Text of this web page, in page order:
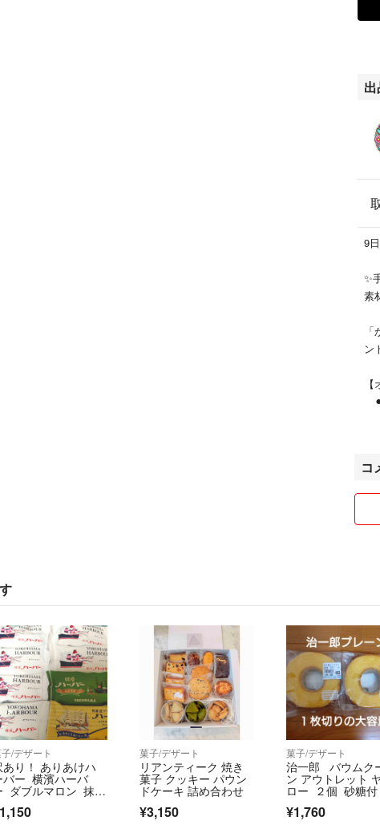
装
※
・
原
枠
9
✨
素
ン
⚫︎
※
3.
【
モ
お
メ
※
コ
/デザート
あり！ ありあけハ
バー 横濱ハーバ
ダブルマロン 抹茶
焼き菓子 アウトレ
菓子/デザート
リアンティーク 焼き
菓子 クッキー パウン
ドケーキ 詰め合わせ
¥3,150
菓子/デザート
治一郎 バウムク
ン アウトレット
ロー ２個 砂糖
¥1,760